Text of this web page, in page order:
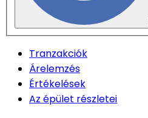
Tranzakciók
Árelemzés
Értékelések
Az épület részletei